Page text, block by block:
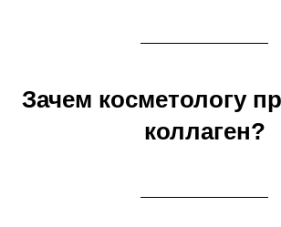
Зачем косметологу
коллаген?